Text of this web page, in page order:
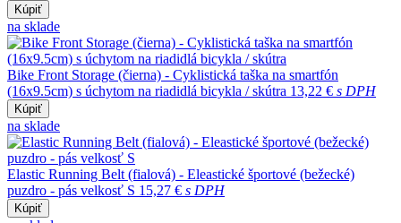
Kúpiť
na sklade
Bike Front Storage (čierna) - Cyklistická taška na smartfón
(16x9.5cm) s úchytom na riadidlá bicykla / skútra 13,22 € s DPH
Kúpiť
na sklade
Elastic Running Belt (fialová) - Eleastické športové (bežecké)
puzdro - pás velkosť S 15,27 € s DPH
Kúpiť